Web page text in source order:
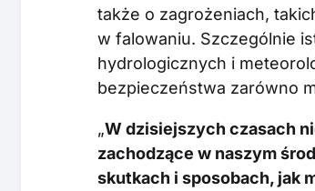
także o zagrożeniach,
w falowaniu. Szczególnie
hydrologicznych i
bezpieczeństwa zarówno
„W dzisiejszych czasach
zachodzące w naszym
skutkach i sposobach, jak